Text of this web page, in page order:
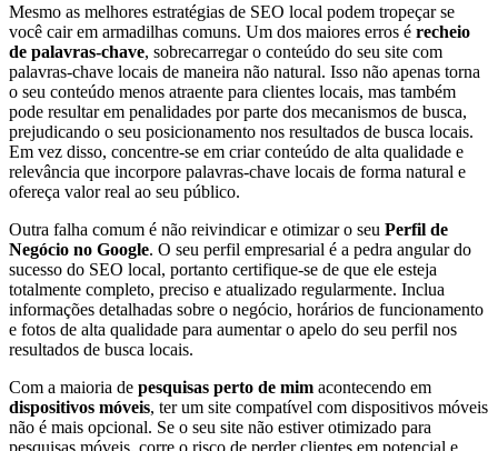
Mesmo as melhores estratégias de SEO local podem tropeçar se
você cair em armadilhas comuns. Um dos maiores erros é recheio
de palavras-chave, sobrecarregar o conteúdo do seu site com
palavras-chave locais de maneira não natural. Isso não apenas torna
o seu conteúdo menos atraente para clientes locais, mas também
pode resultar em penalidades por parte dos mecanismos de busca,
prejudicando o seu posicionamento nos resultados de busca locais.
Em vez disso, concentre-se em criar conteúdo de alta qualidade e
relevância que incorpore palavras-chave locais de forma natural e
ofereça valor real ao seu público.
Outra falha comum é não reivindicar e otimizar o seu Perfil de
Negócio no Google. O seu perfil empresarial é a pedra angular do
sucesso do SEO local, portanto certifique-se de que ele esteja
totalmente completo, preciso e atualizado regularmente. Inclua
informações detalhadas sobre o negócio, horários de funcionamento
e fotos de alta qualidade para aumentar o apelo do seu perfil nos
resultados de busca locais.
Com a maioria de pesquisas perto de mim acontecendo em
dispositivos móveis, ter um site compatível com dispositivos móveis
não é mais opcional. Se o seu site não estiver otimizado para
pesquisas móveis, corre o risco de perder clientes em potencial e